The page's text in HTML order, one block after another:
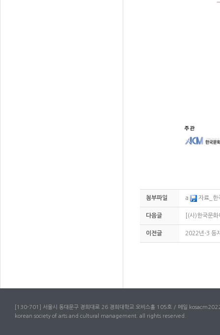
첨부파일 a 자료_한
다음글 [(사)한국문
이전글 2022년-3 등
[130-701] 서울시 동대문구 경희대로 26 경희대학교 오비스홀 105호 / 메일
korean society of arts and cultural management. all rights reserved.